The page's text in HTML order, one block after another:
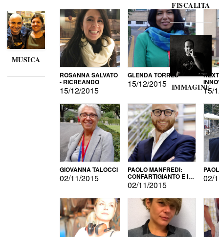
MUSICA
ROSANNA SALVATO
- RICREANDO
15/12/2015
GLENDA TORRES
15/12/2015
15/
GIOVANNA TALOCCI
02/11/2015
PAOLO MANFREDI:
CONFARTIGIANTO E IL
SONDAGGIO
02/11/2015
02/
FISCALITA
IMMAGINE